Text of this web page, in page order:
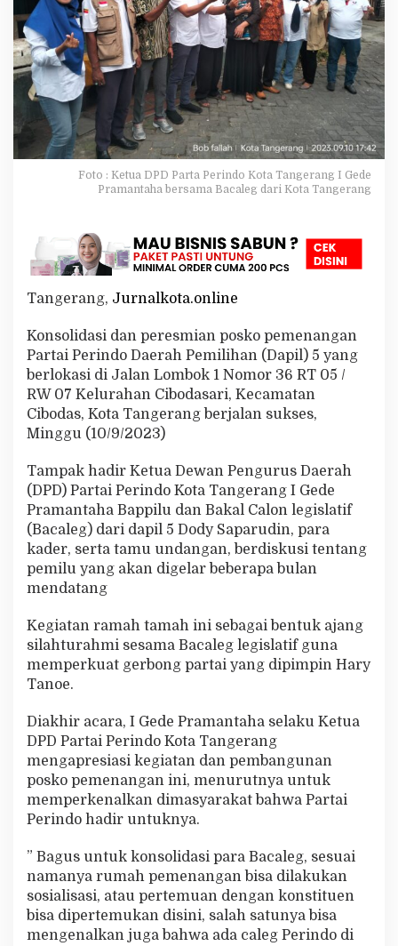
r
a
n
K
u
n
j
u
n
i
k
o
e
n
a
n
g
a
p
i
l
P
a
r
i
P
e
r
o
Foto : Ketua DPD Parta Perindo Kota Tangerang I Gede
Pramantaha bersama Bacaleg dari Kota Tangerang
Tangerang, Jurnalkota.online
Konsolidasi dan peresmian posko pemenangan
Partai Perindo Daerah Pemilihan (Dapil) 5 yang
berlokasi di Jalan Lombok 1 Nomor 36 RT 05 /
RW 07 Kelurahan Cibodasari, Kecamatan
Cibodas, Kota Tangerang berjalan sukses,
Minggu (10/9/2023)
Tampak hadir Ketua Dewan Pengurus Daerah
(DPD) Partai Perindo Kota Tangerang I Gede
Pramantaha Bappilu dan Bakal Calon legislatif
(Bacaleg) dari dapil 5 Dody Saparudin, para
kader, serta tamu undangan, berdiskusi tentang
pemilu yang akan digelar beberapa bulan
mendatang
Kegiatan ramah tamah ini sebagai bentuk ajang
silahturahmi sesama Bacaleg legislatif guna
memperkuat gerbong partai yang dipimpin Hary
Tanoe.
Diakhir acara, I Gede Pramantaha selaku Ketua
DPD Partai Perindo Kota Tangerang
mengapresiasi kegiatan dan pembangunan
posko pemenangan ini, menurutnya untuk
memperkenalkan dimasyarakat bahwa Partai
Perindo hadir untuknya.
” Bagus untuk konsolidasi para Bacaleg, sesuai
namanya rumah pemenangan bisa dilakukan
sosialisasi, atau pertemuan dengan konstituen
bisa dipertemukan disini, salah satunya bisa
mengenalkan juga bahwa ada caleg Perindo di